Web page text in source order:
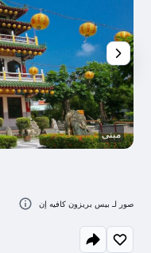
مبنى
صور لـ بيس بريزون كافيه إن